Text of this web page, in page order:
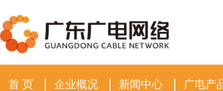
首 页 企业概况 新闻中心 广电产